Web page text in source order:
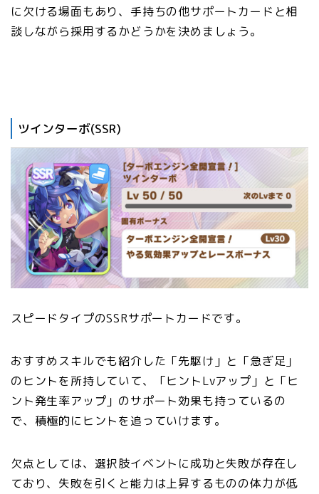
に欠ける場面もあり、手持ちの他サポートカードと相
談しながら採用するかどうかを決めましょう。
ツインターボ(SSR)
スピードタイプのSSRサポートカードです。
おすすめスキルでも紹介した「先駆け」と「急ぎ足」
のヒントを所持していて、「ヒントLvアップ」と「ヒ
ント発生率アップ」のサポート効果も持っているの
で、積極的にヒントを追っていけます。
欠点としては、選択肢イベントに成功と失敗が存在し
ており、失敗を引くと能力は上昇するものの体力が低